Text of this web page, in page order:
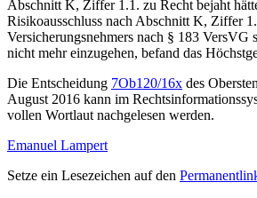
Abschnitt K, Ziffer 1.1. zu Recht bejaht
Risikoausschluss nach Abschnitt K, Ziffer
Versicherungsnehmers nach § 183 VersVG
nicht mehr einzugehen, befand das
Die Entscheidung 7Ob120/16x des
August 2016 kann im
vollen Wortlaut nachgelesen werden.
Emanuel Lampert
Setze ein Lesezeichen auf den